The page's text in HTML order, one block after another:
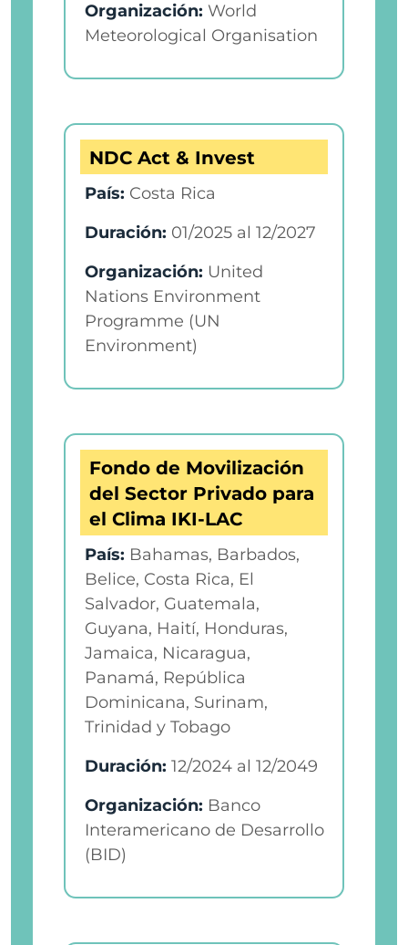
Organización: World
Meteorological Organisation
NDC Act & Invest
País: Costa Rica
Duración: 01/2025 al 12/2027
Organización: United
Nations Environment
Programme (UN
Environment)
Fondo de Movilización
del Sector Privado para
el Clima IKI-LAC
País: Bahamas, Barbados,
Belice, Costa Rica, El
Salvador, Guatemala,
Guyana, Haití, Honduras,
Jamaica, Nicaragua,
Panamá, República
Dominicana, Surinam,
Trinidad y Tobago
Duración: 12/2024 al 12/2049
Organización: Banco
Interamericano de Desarrollo
(BID)